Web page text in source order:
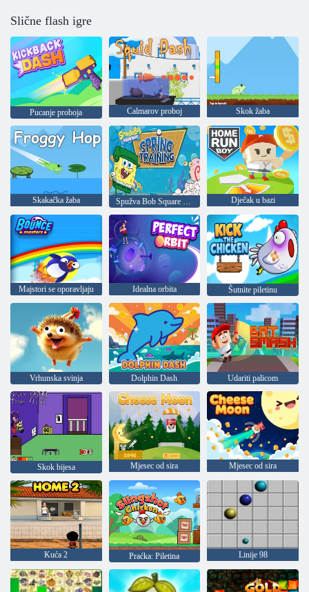
Slične flash igre
Pucanje proboja Calmarov proboj Skok žaba
Skakačka žaba Dječak u bazi
Majstori se oporavljaju Idealna orbita Šutnite piletinu
Vrhunska svinja Dolphin Dash Udariti palicom
Skok bijesa Mjesec od sira Mjesec od sira
Kuća 2 Praćka: Piletina Linije 98